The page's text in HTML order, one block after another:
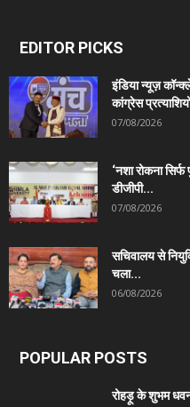
EDITOR PICKS
इंडिया न्यूज़
कांग्रेस
07/08/2026
‘नशा रोकना
डीजीपी...
07/08/2026
सचिवालय से
चला...
06/08/2026
POPULAR POSTS
रोहड़ू के शुभम